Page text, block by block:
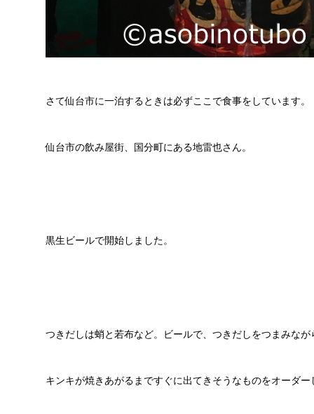
さて仙台市に一泊するときは必ずここで食事をしています。
仙台市の飲み屋街、国分町にある地雷也さん。
黒生ビールで開始しました。
つきだしは蛸と若布など。ビールで、つきだしをつまみな
キンキが焼きあがるまですぐに出てきそうなものをオーダー